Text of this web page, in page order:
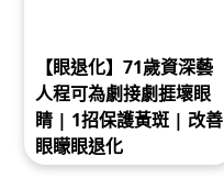
【眼退化】71歲資深藝
人程可為劇接劇捱壞眼
睛 | 1招保護黃斑 | 改善
眼矇眼退化